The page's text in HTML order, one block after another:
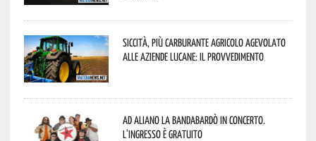
Siccità, più carburante agricolo agevolato
alle aziende lucane: il provvedimento
Ad Aliano la Bandabardò in concerto.
L’ingresso è gratuito